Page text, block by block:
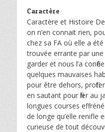
Caractère
Caractère et Histoire
on n’en connait rien,
chez sa FA où elle a
trouvée errante par
garder et nous l’a
quelques mauvaises
pour être dehors,
en sautant pour filer au
longues courses
de longe qu’elle renifle
curieuse de tout